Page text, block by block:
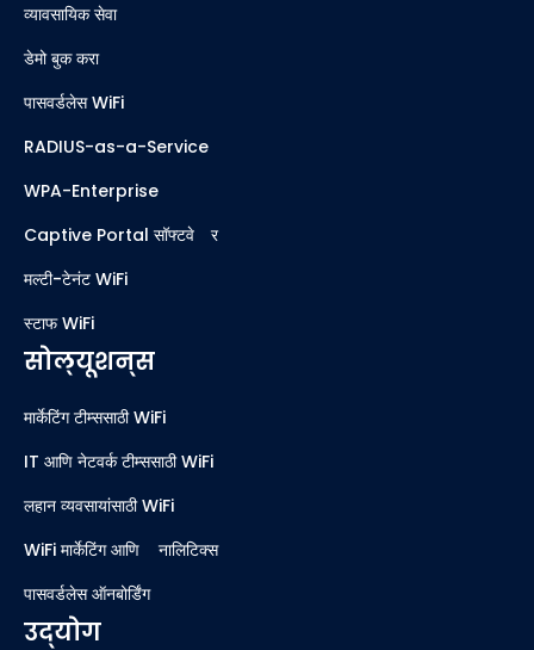
व्यावसायिक सेवा
डेमो बुक करा
पासवर्डलेस WiFi
RADIUS-as-a-Service
WPA-Enterprise
Captive Portal सॉफ्टवेअर
मल्टी-टेनंट WiFi
स्टाफ WiFi
सोल्यूशन्स
मार्केटिंग टीम्ससाठी WiFi
IT आणि नेटवर्क टीम्ससाठी WiFi
लहान व्यवसायांसाठी WiFi
WiFi मार्केटिंग आणि ॲनालिटिक्स
पासवर्डलेस ऑनबोर्डिंग
उद्योग